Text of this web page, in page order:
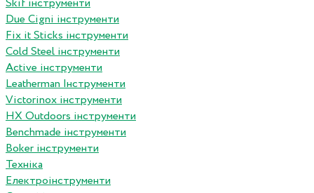
Skif інструменти
Due Cigni інструменти
Fix it Sticks інструменти
Сold Steel інструменти
Active інструменти
Leatherman Інструменти
Victorinox інструменти
HX Outdoors інструменти
Benchmade інструменти
Boker інструменти
Техніка
Електроінструменти